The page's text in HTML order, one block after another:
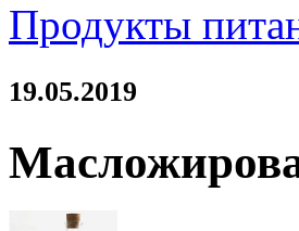
Продукты
19.05.2019